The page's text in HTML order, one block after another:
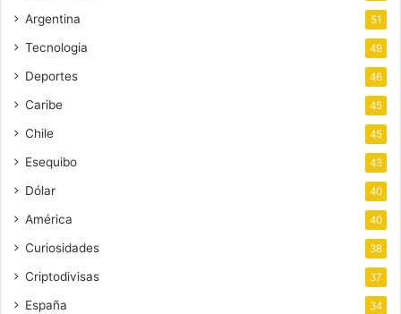
Argentina 51
Tecnologia 49
Deportes 46
Caribe 45
Chile 45
Esequibo 43
Dólar 40
América 40
Curiosidades 38
Criptodivisas 37
España 34